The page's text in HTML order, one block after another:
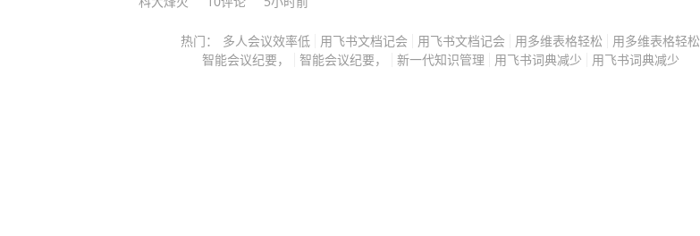
下好几片止疼药，随后便躺回床上，寄希望于药物能帮自己扛
过去。 这种处理方式不仅没有解决问题，反而埋下巨大的祸
热门： 多人会议效率低 用飞书文档记会 用飞书文档记会 用多维表格轻松
用多维表格轻松
智能会议纪要，
智能会议纪要， 新一代知识管理 用飞书词典减少 用飞书词典减少